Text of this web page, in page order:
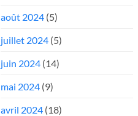
août 2024(5)
juillet 2024(5)
juin 2024(14)
mai 2024(9)
avril 2024(18)